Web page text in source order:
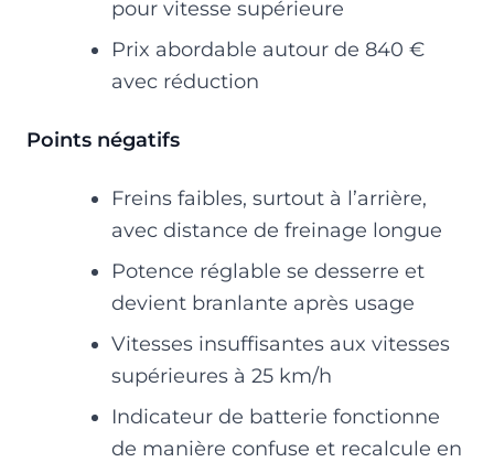
pour vitesse supérieure
Prix abordable autour de 840 €
avec réduction
Points négatifs
Freins faibles, surtout à l’arrière,
avec distance de freinage longue
Potence réglable se desserre et
devient branlante après usage
Vitesses insuffisantes aux vitesses
supérieures à 25 km/h
Indicateur de batterie fonctionne
de manière confuse et recalcule en